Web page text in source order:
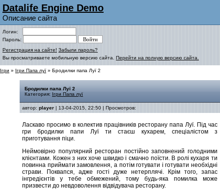
Datalife Engine Demo
Описание сайта
Логин:
Пароль:
Регистрация на сайте! Забыли пароль?
Вы просматриваете мобильную версию сайта. Перейти на полную версию сайта.
Ігри » Ігри Папа луї » Бродилки папа Луї 2
Бродилки папа Луї 2
Категория: Ігри Папа луї
автор: player | 13-04-2015, 22:50 | Просмотров:
Ласкаво просимо в колектив працівників ресторану папа Луї. Під час
гри бродилки папи Луї ти стаєш кухарем, спеціалістом з
приготування піци.
Неймовірно популярний ресторан постійно заповнений голодними
клієнтами. Кожен з них хоче швидко і смачно поїсти. В ролі кухаря ти
повинна приймати замовлення, а потім готувати і готувати необхідні
страви. Поквапся, адже гості дуже нетерплячі. Крім того, запас
інгредієнтів у тебе обмежений, тому будь-яка помилка може
призвести до невдоволення відвідувача ресторану.